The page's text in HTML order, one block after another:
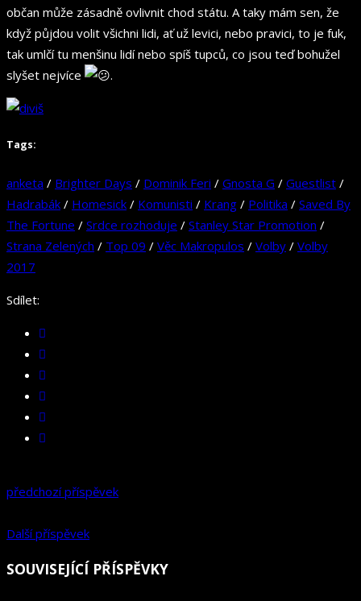
občan může zásadně ovlivnit chod státu. A taky mám sen, že
když půjdou volit všichni lidi, ať už levici, nebo pravici, to je fuk,
tak umlčí tu menšinu lidí nebo spíš tupců, co jsou teď bohužel
slyšet nejvíce
.
Tags:
anketa / Brighter Days / Dominik Feri / Gnosta G / Guestlist /
Hadrabák / Homesick / Komunisti / Krang / Politika / Saved By
The Fortune / Srdce rozhoduje / Stanley Star Promotion /
Strana Zelených / Top 09 / Věc Makropulos / Volby / Volby
2017
Sdílet:
předchozí příspěvek
Další příspěvek
SOUVISEJÍCÍ PŘÍSPĚVKY